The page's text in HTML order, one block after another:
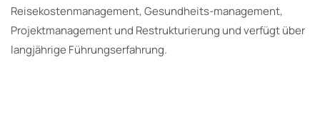
Reisekostenmanagement, Gesundheits-management,
Projektmanagement und Restrukturierung und verfügt über
langjährige Führungserfahrung.